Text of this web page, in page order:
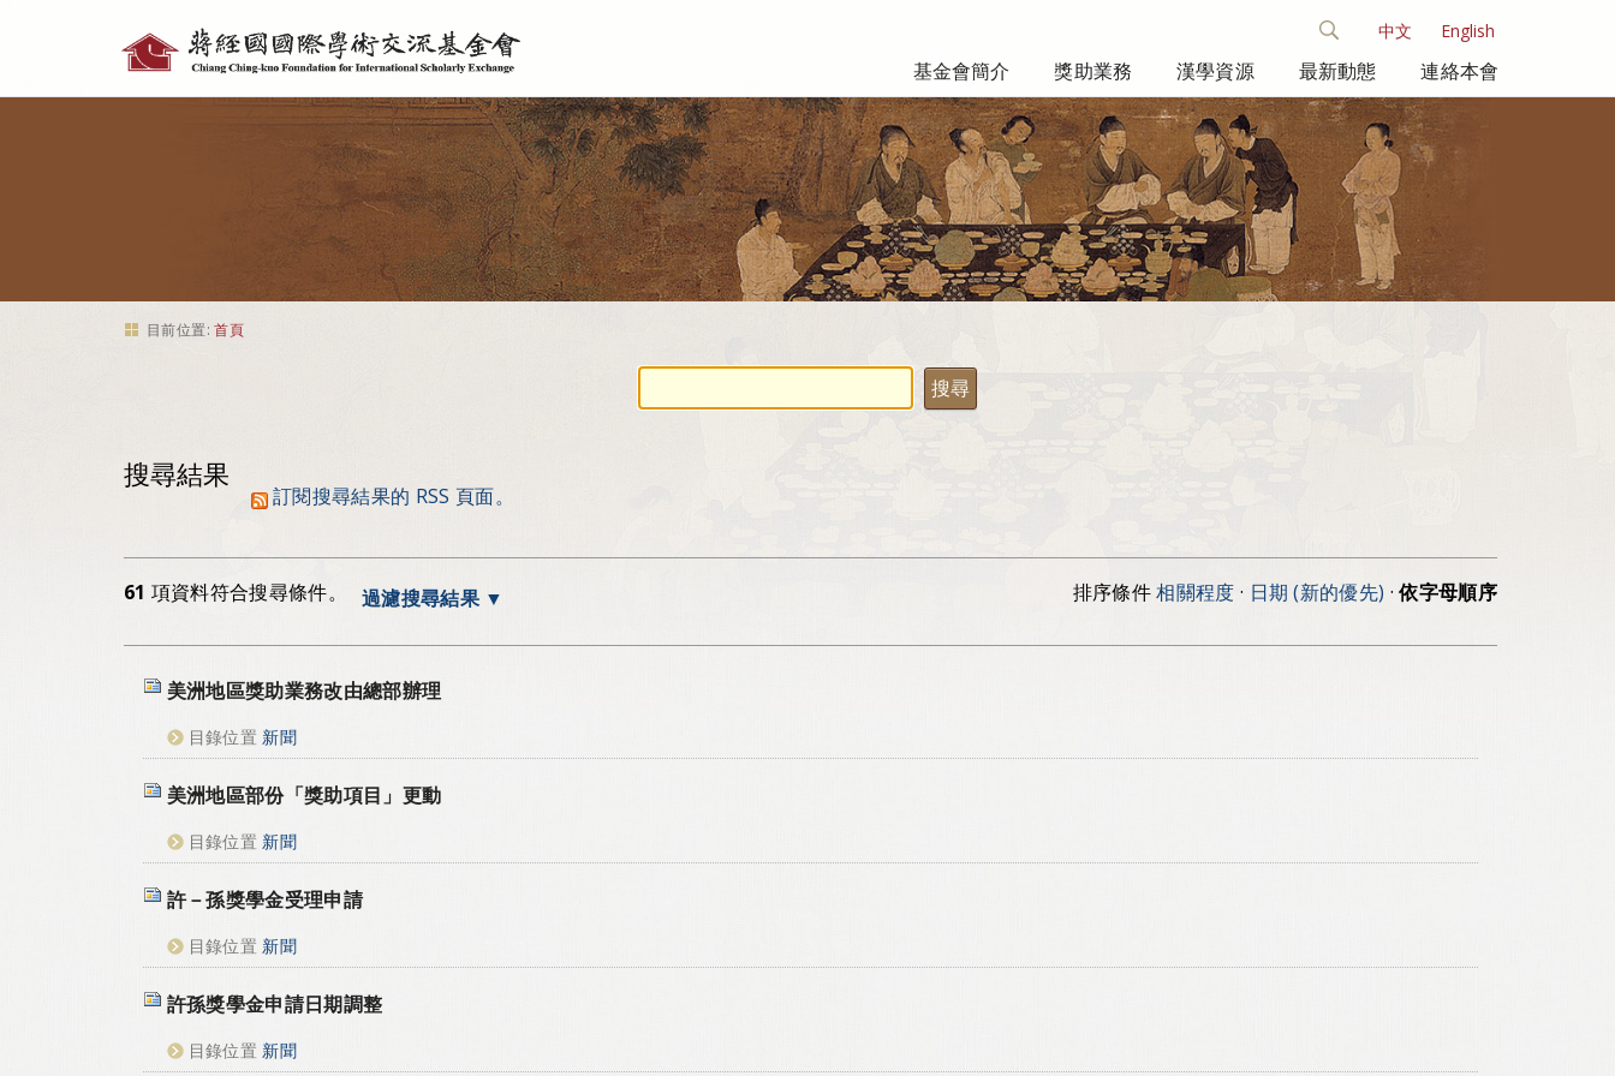
具
中文 English
基金會簡介 獎助業務 漢學資源 最新動態 連絡本會
目前位置: 首頁
搜尋結果
訂閱搜尋結果的 RSS 頁面。
61 項資料符合搜尋條件。 過濾搜尋結果 排序條件相關程度 · 日期 (新的優先) · 依字母順序
美洲地區獎助業務改由總部辦理
目錄位置 新聞
美洲地區部份「獎助項目」更動
目錄位置 新聞
許－孫獎學金受理申請
目錄位置 新聞
許孫獎學金申請日期調整
目錄位置 新聞